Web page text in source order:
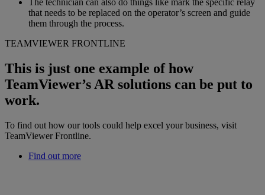
The technician can also do things like mark the specific relay
that needs to be replaced on the operator’s screen and guide
them through the process.
TEAMVIEWER FRONTLINE
This is just one example of how
TeamViewer’s AR solutions can be put to
work.
To find out how our tools could help excel your business, visit
TeamViewer Frontline.
Find out more